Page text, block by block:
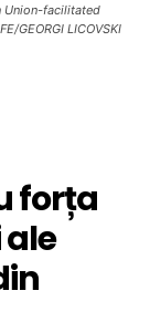
Union-facilitated
GEORGI LICOVSKI
forța